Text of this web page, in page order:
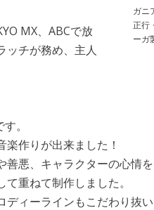
ガニ
正行
ーガ
MX、ABCで放
ッチが務め、主人
。
作りが出来ました！
悪、キャラクターの心情
重ねて制作しました。
ィーラインもこだわり抜